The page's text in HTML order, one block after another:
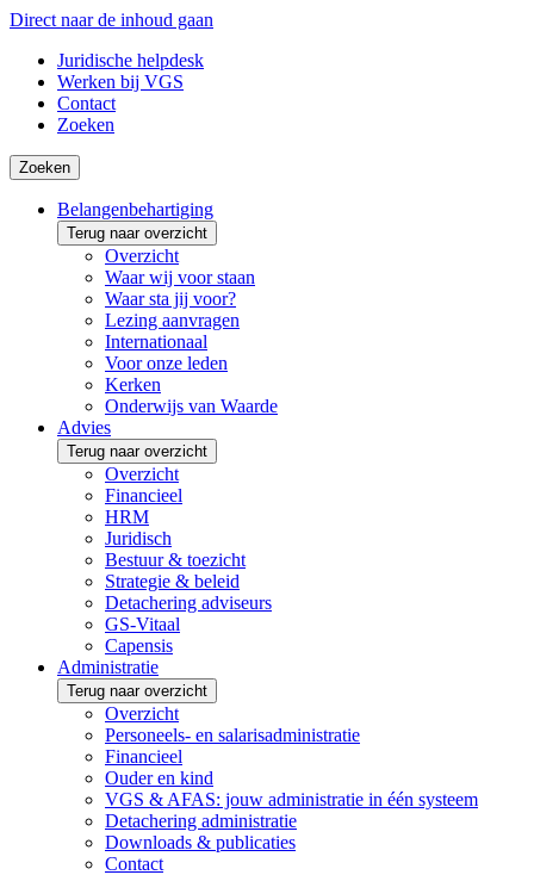
Direct naar de inhoud gaan
Juridische helpdesk
Werken bij VGS
Contact
Zoeken
Zoeken
Belangenbehartiging
Terug naar overzicht
Overzicht
Waar wij voor staan
Waar sta jij voor?
Lezing aanvragen
Internationaal
Voor onze leden
Kerken
Onderwijs van Waarde
Advies
Terug naar overzicht
Overzicht
Financieel
HRM
Juridisch
Bestuur & toezicht
Strategie & beleid
Detachering adviseurs
GS-Vitaal
Capensis
Administratie
Terug naar overzicht
Overzicht
Personeels- en salarisadministratie
Financieel
Ouder en kind
VGS & AFAS: jouw administratie in één systeem
Detachering administratie
Downloads & publicaties
Contact